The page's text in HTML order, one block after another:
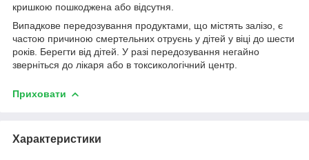
кришкою пошкоджена або відсутня.
Випадкове передозування продуктами, що містять залізо, є
частою причиною смертельних отруєнь у дітей у віці до шести
років. Берегти від дітей. У разі передозування негайно
зверніться до лікаря або в токсикологічний центр.
Приховати
Характеристики